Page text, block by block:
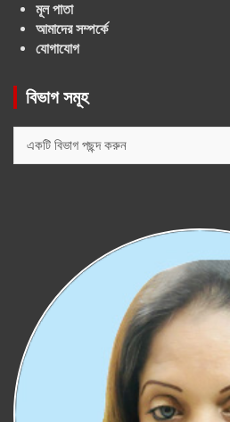
মূল পাতা
আমাদের সম্পর্কে
যোগাযোগ
বিভাগ সমূহ